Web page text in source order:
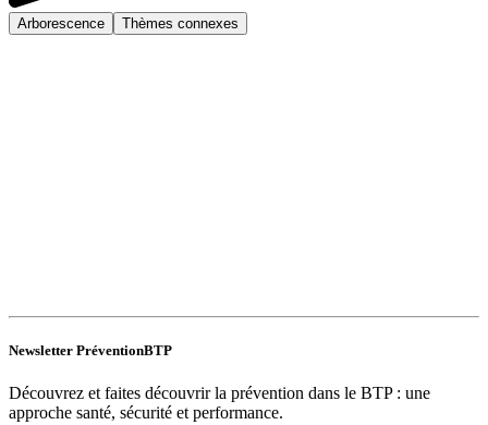
Arborescence Thèmes connexes
Newsletter PréventionBTP
Découvrez et faites découvrir la prévention dans le BTP : une
approche santé, sécurité et performance.